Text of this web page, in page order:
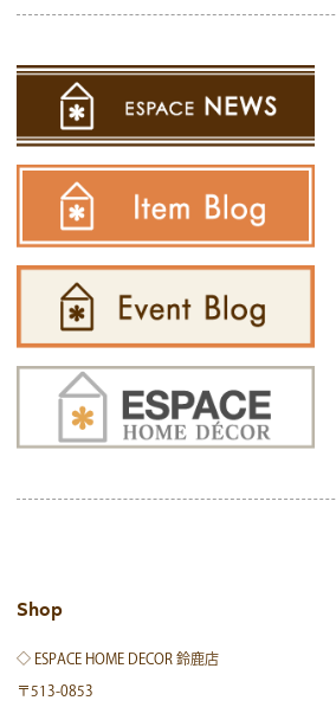
Shop
◇ ESPACE HOME DECOR 鈴鹿店
〒513-0853